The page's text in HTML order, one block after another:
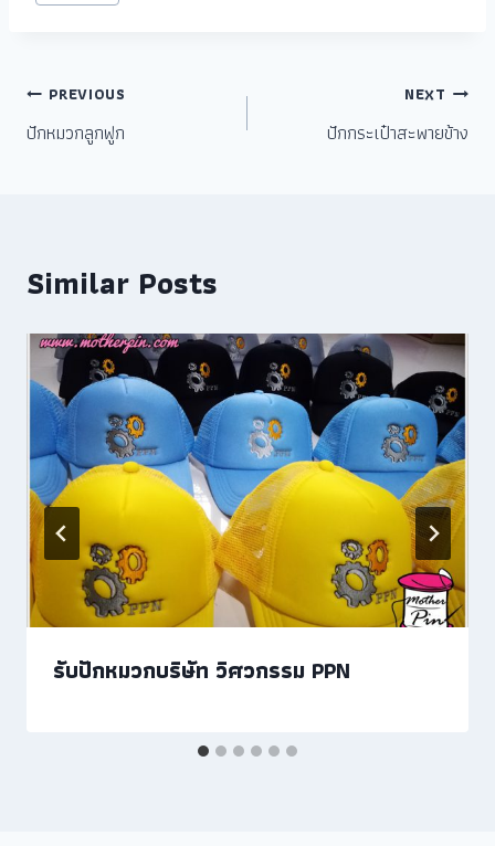
PREVIOUS
ปักหมวกลูกฟูก
NEXT
ปักกระเป๋าสะพายข้าง
Similar Posts
รับปักหมวกบริษัท วิศวกรรม PPN